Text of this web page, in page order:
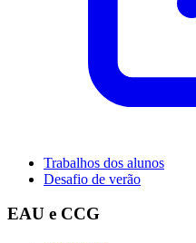
Trabalhos dos alunos
Desafio de verão
EAU e CCG